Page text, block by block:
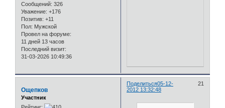
Сообщений: 326
Уважение: +176
Позитив: +11
Пол: Мужской
Провел на форуме:
11 дней 13 часов
Последний визит:
31-03-2026 10:49:36
Поделиться 21
05-12-
2012 13:32:48
Ощепков
Участник